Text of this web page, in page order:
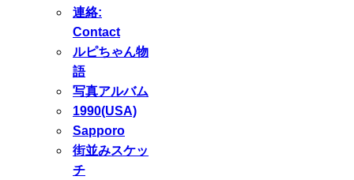
連絡:
Contact
ルピちゃん物
語
写真アルバム
1990(USA)
Sapporo
街並みスケッ
チ